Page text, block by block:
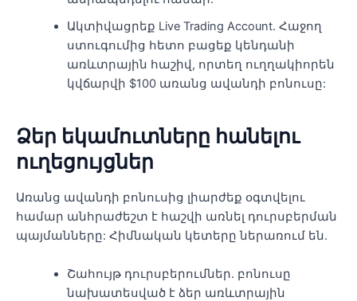
Ակտիվացրեք Live Trading Account. Հաջող
ստուգումից հետո բացեք կենդանի
առևտրային հաշիվ, որտեղ ուղղակիորեն
կվճարվի $100 առանց ավանդի բոնուսը:
Ձեր եկամուտները հանելու
ուղեցույցներ
Առանց ավանդի բոնուսից լիարժեք օգտվելու
համար անհրաժեշտ է հաշվի առնել դուրսբերման
պայմանները: Հիմնական կետերը ներառում են.
Շահույթ դուրսբերումներ. բոնուսը
նախատեսված է ձեր առևտրային